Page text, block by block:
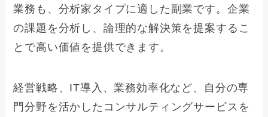
業務も、分析家タイプに適した副業です。企業
の課題を分析し、論理的な解決策を提案するこ
とで高い価値を提供できます。
経営戦略、IT導入、業務効率化など、自分の専
門分野を活かしたコンサルティングサービスを